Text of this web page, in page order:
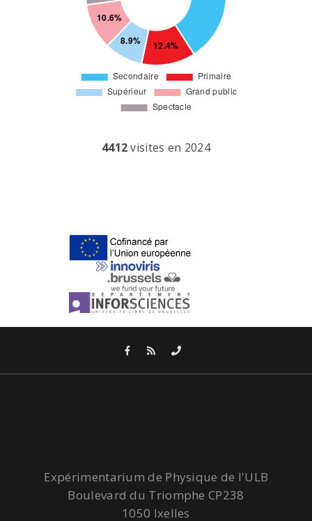
4412visites en 2024
Expérimentarium de Physique de l'ULB
Boulevard du Triomphe CP238
1050 Ixelles